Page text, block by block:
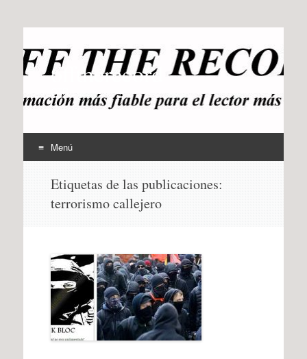
offtherecord
OTR
Menú
contenido
Etiquetas de las publicaciones:
terrorismo callejero